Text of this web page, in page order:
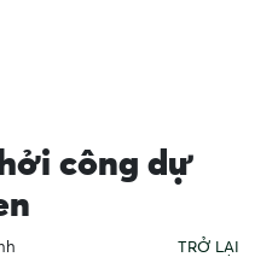
công dự
TRỞ LẠI